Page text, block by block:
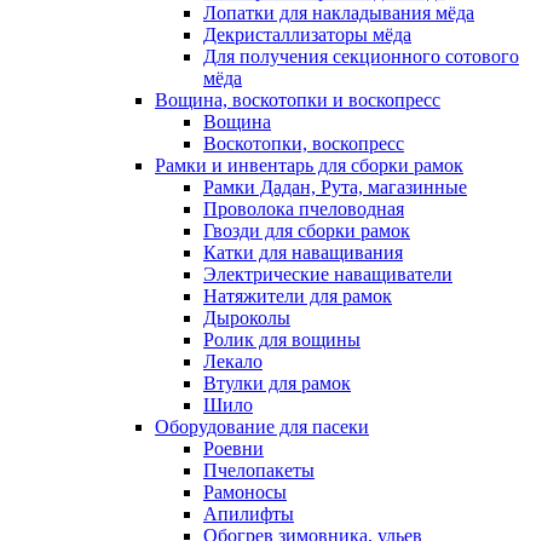
Лопатки для накладывания мёда
Декристаллизаторы мёда
Для получения секционного сотового
мёда
Вощина, воскотопки и воскопресс
Вощина
Воскотопки, воскопресс
Рамки и инвентарь для сборки рамок
Рамки Дадан, Рута, магазинные
Проволока пчеловодная
Гвозди для сборки рамок
Катки для наващивания
Электрические наващиватели
Натяжители для рамок
Дыроколы
Ролик для вощины
Лекало
Втулки для рамок
Шило
Оборудование для пасеки
Роевни
Пчелопакеты
Рамоносы
Апилифты
Обогрев зимовника, ульев